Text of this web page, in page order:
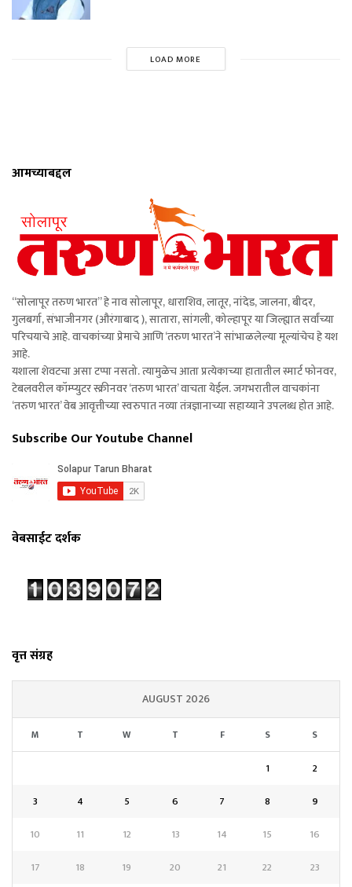
LOAD MORE
आमच्याबद्दल
“सोलापूर तरुण भारत” हे नाव सोलापूर, धाराशिव, लातूर, नांदेड, जालना, बीदर,
गुलबर्गा, संभाजीनगर (औरंगाबाद ), सातारा, सांगली, कोल्हापूर या जिल्ह्यात सर्वांच्या
परिचयाचे आहे. वाचकांच्या प्रेमाचे आणि ‘तरुण भारत’ने सांभाळलेल्या मूल्यांचेच हे यश
आहे.
यशाला शेवटचा असा टप्पा नसतो. त्यामुळेच आता प्रत्येकाच्या हातातील स्मार्ट फोनवर,
टेबलवरील कॉम्प्युटर स्क्रीनवर ‘तरुण भारत’ वाचता येईल. जगभरातील वाचकांना
‘तरुण भारत’ वेब आवृत्तीच्या स्वरुपात नव्या तंत्रज्ञानाच्या सहाय्याने उपलब्ध होत आहे.
Subscribe Our Youtube Channel
वेबसाईट दर्शक
वृत्त संग्रह
AUGUST 2026
M T W T F S S
1
2
3
4 5 6 7 8
9
10
11 12 13 14 15
16
17
18 19 20 21 22 23